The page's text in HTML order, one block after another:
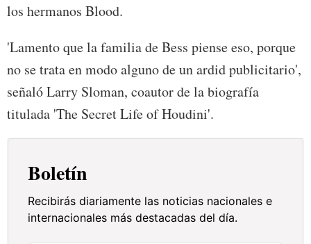
los hermanos Blood.
'Lamento que la familia de Bess piense eso, porque
no se trata en modo alguno de un ardid publicitario',
señaló Larry Sloman, coautor de la biografía
titulada 'The Secret Life of Houdini'.
Boletín
Recibirás diariamente las noticias nacionales e
internacionales más destacadas del día.